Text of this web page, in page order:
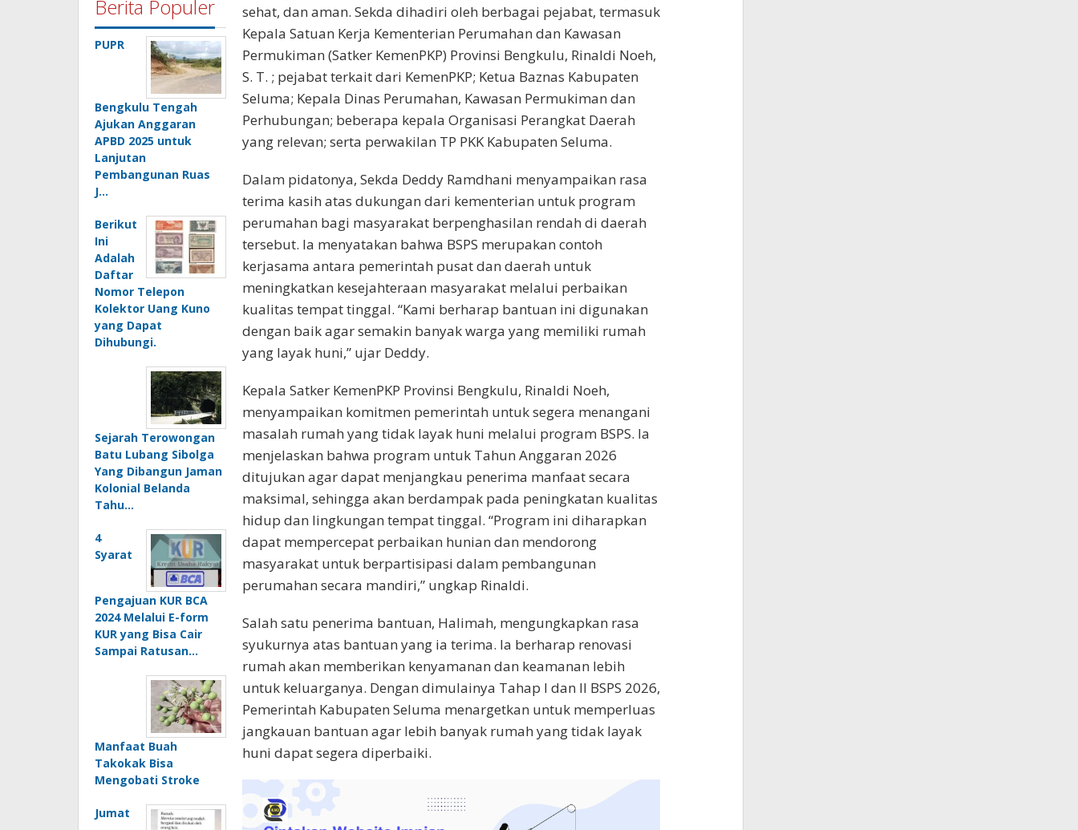
Berita Populer
PUPR
Bengkulu Tengah
Ajukan Anggaran
APBD 2025 untuk
Lanjutan
Pembangunan Ruas
J…
Berikut
Ini
Adalah
Daftar
Nomor Telepon
Kolektor Uang Kuno
yang Dapat
Dihubungi.
Sejarah Terowongan
Batu Lubang Sibolga
Yang Dibangun Jaman
Kolonial Belanda
Tahu…
4
Syarat
Pengajuan KUR BCA
2024 Melalui E-form
KUR yang Bisa Cair
Sampai Ratusan…
Manfaat Buah
Takokak Bisa
Mengobati Stroke
Jumat
sehat, dan aman. Sekda dihadiri oleh berbagai pejabat, termasuk
Kepala Satuan Kerja Kementerian Perumahan dan Kawasan
Permukiman (Satker KemenPKP) Provinsi Bengkulu, Rinaldi Noeh,
S. T. ; pejabat terkait dari KemenPKP; Ketua Baznas Kabupaten
Seluma; Kepala Dinas Perumahan, Kawasan Permukiman dan
Perhubungan; beberapa kepala Organisasi Perangkat Daerah
yang relevan; serta perwakilan TP PKK Kabupaten Seluma.
Dalam pidatonya, Sekda Deddy Ramdhani menyampaikan rasa
terima kasih atas dukungan dari kementerian untuk program
perumahan bagi masyarakat berpenghasilan rendah di daerah
tersebut. Ia menyatakan bahwa BSPS merupakan contoh
kerjasama antara pemerintah pusat dan daerah untuk
meningkatkan kesejahteraan masyarakat melalui perbaikan
kualitas tempat tinggal. “Kami berharap bantuan ini digunakan
dengan baik agar semakin banyak warga yang memiliki rumah
yang layak huni,” ujar Deddy.
Kepala Satker KemenPKP Provinsi Bengkulu, Rinaldi Noeh,
menyampaikan komitmen pemerintah untuk segera menangani
masalah rumah yang tidak layak huni melalui program BSPS. Ia
menjelaskan bahwa program untuk Tahun Anggaran 2026
ditujukan agar dapat menjangkau penerima manfaat secara
maksimal, sehingga akan berdampak pada peningkatan kualitas
hidup dan lingkungan tempat tinggal. “Program ini diharapkan
dapat mempercepat perbaikan hunian dan mendorong
masyarakat untuk berpartisipasi dalam pembangunan
perumahan secara mandiri,” ungkap Rinaldi.
Salah satu penerima bantuan, Halimah, mengungkapkan rasa
syukurnya atas bantuan yang ia terima. Ia berharap renovasi
rumah akan memberikan kenyamanan dan keamanan lebih
untuk keluarganya. Dengan dimulainya Tahap I dan II BSPS 2026,
Pemerintah Kabupaten Seluma menargetkan untuk memperluas
jangkauan bantuan agar lebih banyak rumah yang tidak layak
huni dapat segera diperbaiki.